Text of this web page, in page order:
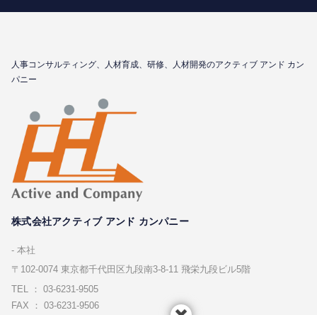
⼈事コンサルティング、⼈材育成、研修、⼈材開発のアクティブ アンド カン
パニー
株式会社アクティブ アンド カンパニー
本社
〒102-0074 東京都千代⽥区九段南3-8-11 飛栄九段ビル5階
TEL ： 03-6231-9505
FAX ： 03-6231-9506